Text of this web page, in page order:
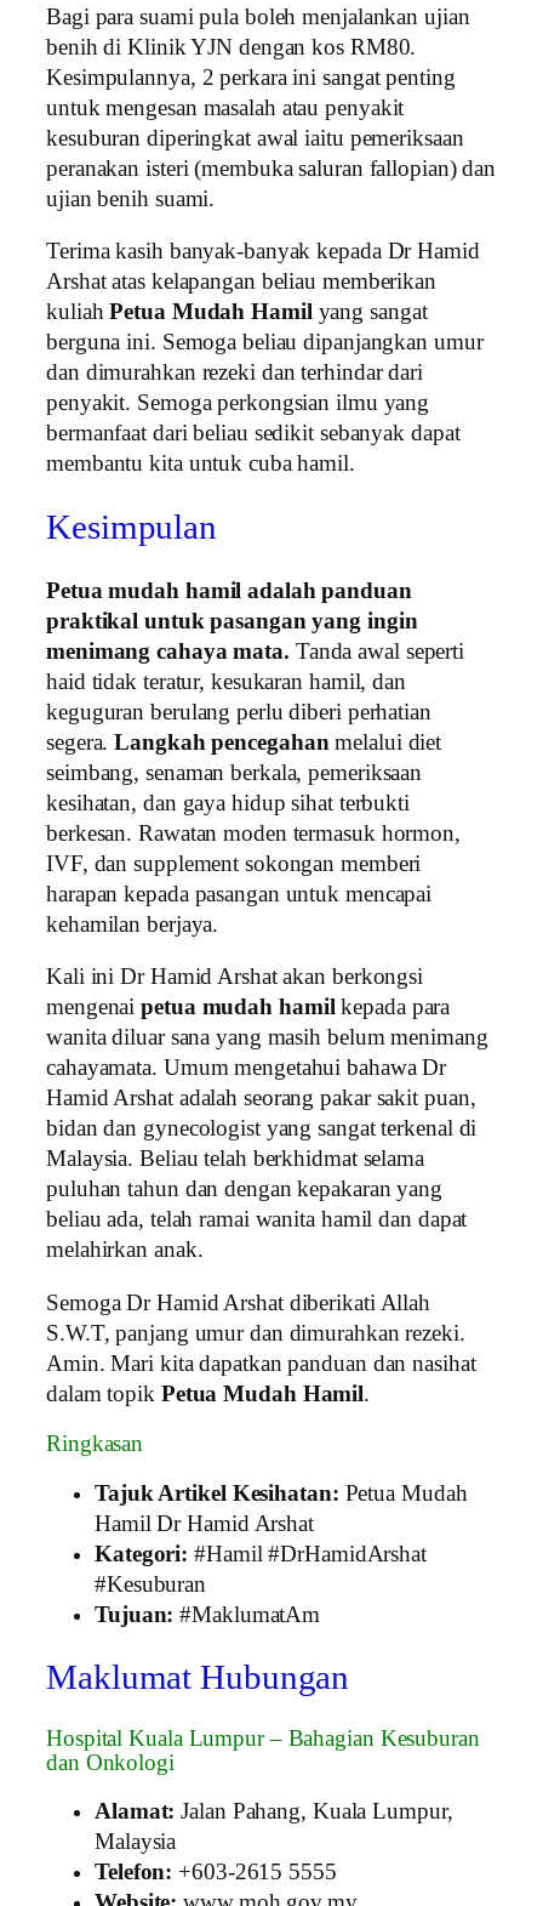
Bagi para suami pula boleh menjalankan ujian
benih di Klinik YJN dengan kos RM80.
Kesimpulannya, 2 perkara ini sangat penting
untuk mengesan masalah atau penyakit
kesuburan diperingkat awal iaitu pemeriksaan
peranakan isteri (membuka saluran fallopian) dan
ujian benih suami.
Terima kasih banyak-banyak kepada Dr Hamid
Arshat atas kelapangan beliau memberikan
kuliahPetua Mudah Hamilyang sangat
berguna ini. Semoga beliau dipanjangkan umur
dan dimurahkan rezeki dan terhindar dari
penyakit. Semoga perkongsian ilmu yang
bermanfaat dari beliau sedikit sebanyak dapat
membantu kita untuk cuba hamil.
Kesimpulan
Petua mudah hamil adalah panduan
praktikal untuk pasangan yang ingin
menimang cahaya mata. Tanda awal seperti
haid tidak teratur, kesukaran hamil, dan
keguguran berulang perlu diberi perhatian
segera.Langkah pencegahan melalui diet
seimbang, senaman berkala, pemeriksaan
kesihatan, dan gaya hidup sihat terbukti
berkesan. Rawatan moden termasuk hormon,
IVF, dan supplement sokongan memberi
harapan kepada pasangan untuk mencapai
kehamilan berjaya.
Kali ini Dr Hamid Arshat akan berkongsi
mengenaipetua mudah hamilkepada para
wanita diluar sana yang masih belum menimang
cahayamata. Umum mengetahui bahawa Dr
Hamid Arshat adalah seorang pakar sakit puan,
bidan dan gynecologist yang sangat terkenal di
Malaysia. Beliau telah berkhidmat selama
puluhan tahun dan dengan kepakaran yang
beliau ada, telah ramai wanita hamil dan dapat
melahirkan anak.
Semoga Dr Hamid Arshat diberikati Allah
S.W.T, panjang umur dan dimurahkan rezeki.
Amin. Mari kita dapatkan panduan dan nasihat
dalam topik Petua Mudah Hamil.
Ringkasan
Tajuk Artikel Kesihatan: Petua Mudah
Hamil Dr Hamid Arshat
Kategori: #Hamil #DrHamidArshat
#Kesuburan
Tujuan: #MaklumatAm
Maklumat Hubungan
Hospital Kuala Lumpur – Bahagian Kesuburan
dan Onkologi
Alamat: Jalan Pahang, Kuala Lumpur,
Malaysia
Telefon: +603‑2615 5555